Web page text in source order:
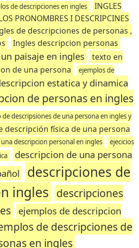
de descripciones en ingles
INGLES
PRONOMBRES I DESCRIPCINES
de descripciones de personas ,
Ingles descripcion personas
paisaje en ingles
texto en
de una persona
ejemplos de
estatica y dinamica
de personas en ingles
de descripsiones de una persona en ingles y
descripción física de una persona
descripcion personal en ingles
ejecicios
descripcion de una persona
descripciones de
ingles descripciones
ejemplos de descripcion
de descripciones de
en ingles